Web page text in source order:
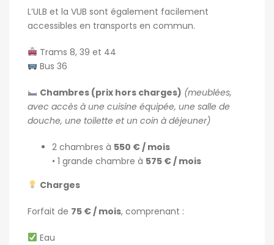
L’ULB et la VUB sont également facilement
accessibles en transports en commun.
Trams 8, 39 et 44
Bus 36
Chambres (prix hors charges) (meublées,
avec accès à une cuisine équipée, une salle de
douche, une toilette et un coin à déjeuner)
2 chambres à 550 € / mois
• 1 grande chambre à 575 € / mois
Charges
Forfait de 75 € / mois, comprenant :
Eau